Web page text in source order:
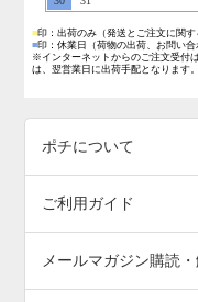
■印：出荷のみ （発送とご注文に関
■印：休業日
（荷物の出荷、お問い
※インターネットからのご注文受付
は、翌営業日に出荷手配となります。
ポチについて
ご利用ガイド
メールマガジン購読